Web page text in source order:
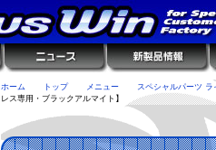
ホーム トップ メニュー
スペシャルパーツ ラ
レス専用・ブラックアルマイト】